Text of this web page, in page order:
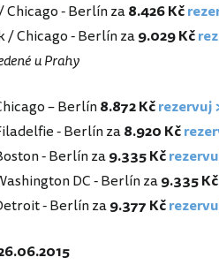
Chicago - Berlín za8.426 Kč
/ Chicago - Berlín za9.029 Kč
u Prahy
– Berlín8.872 Kčrezervuj
- Berlín za8.920 Kč
- Berlín za9.335 Kč
DC - Berlín za9.335 Kč
- Berlín za9.377 Kč